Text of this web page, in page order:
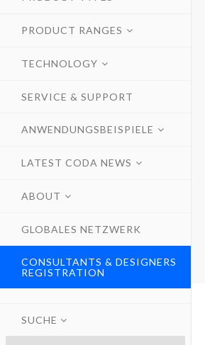
PRODUCT RANGES
TECHNOLOGY
SERVICE & SUPPORT
ANWENDUNGSBEISPIELE
LATEST CODA NEWS
ABOUT
GLOBALES NETZWERK
CONSULTANTS & DESIGNERS
REGISTRATION
SUCHE